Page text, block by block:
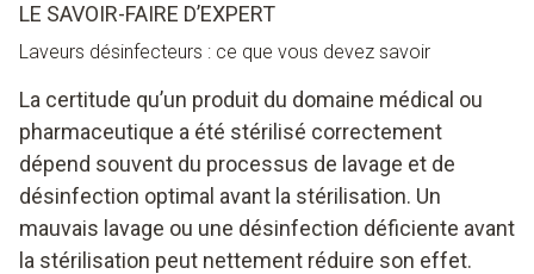
LE SAVOIR-FAIRE D’EXPERT
Laveurs désinfecteurs : ce que vous devez savoir
La certitude qu’un produit du domaine médical ou
pharmaceutique a été stérilisé correctement
dépend souvent du processus de lavage et de
désinfection optimal avant la stérilisation. Un
mauvais lavage ou une désinfection déficiente avant
la stérilisation peut nettement réduire son effet.